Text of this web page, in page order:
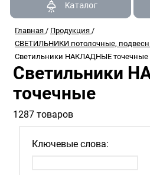
Каталог
Главная / Продукция /
СВЕТИЛЬНИКИ потолочные,
Светильники НАКЛАДНЫЕ точечные
Светильники
точечные
1287 товаров
Ключевые слова: